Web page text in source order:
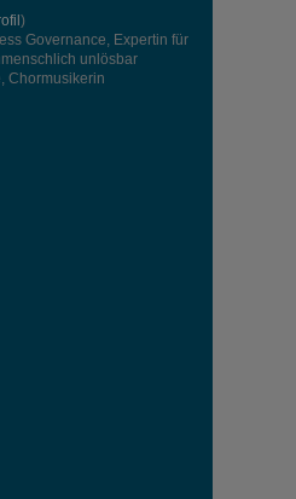
)
Governance, Expertin für
unlösbar
Chormusikerin